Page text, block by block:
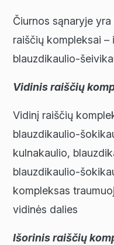
Čiurnos sąnaryje
raiščių kompleksai –
blauzdikaulio-
Vidinis raiščių
Vidinį raiščių
blauzdikaulio-
kulnakaulio,
blauzdikaulio-
kompleksas
vidinės dalies
Išorinis raiščių